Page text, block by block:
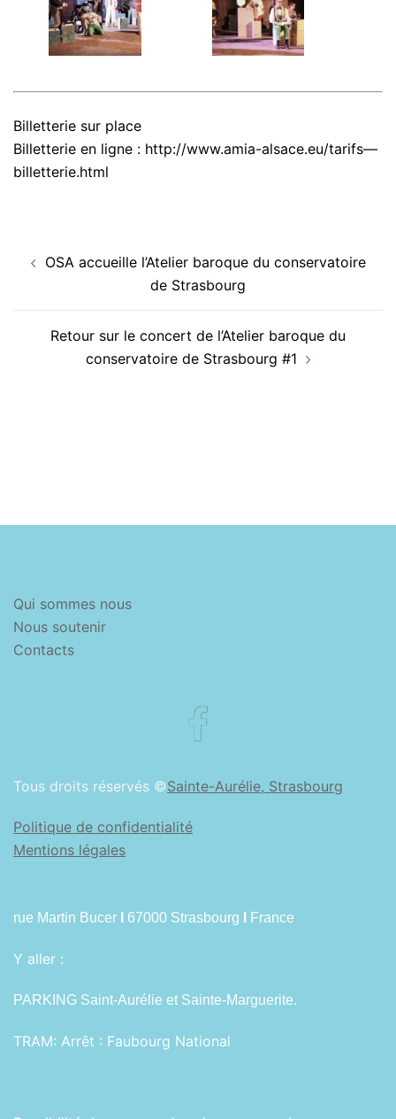
Billetterie sur place
Billetterie en ligne : http://www.amia-alsace.eu/tarifs—
billetterie.html
d’article
OSA accueille l’Atelier baroque du conservatoire
de Strasbourg
Retour sur le concert de l’Atelier baroque du
conservatoire de Strasbourg #1
Qui sommes nous
Nous soutenir
Contacts
Tous droits réservés ©Sainte-Aurélie, Strasbourg
Politique de confidentialité
Mentions légales
rue Martin Bucer 67000 Strasbourg France
Y aller :
PARKING Saint-Aurélie et Sainte-Marguerite.
TRAM: Arrêt : Faubourg National